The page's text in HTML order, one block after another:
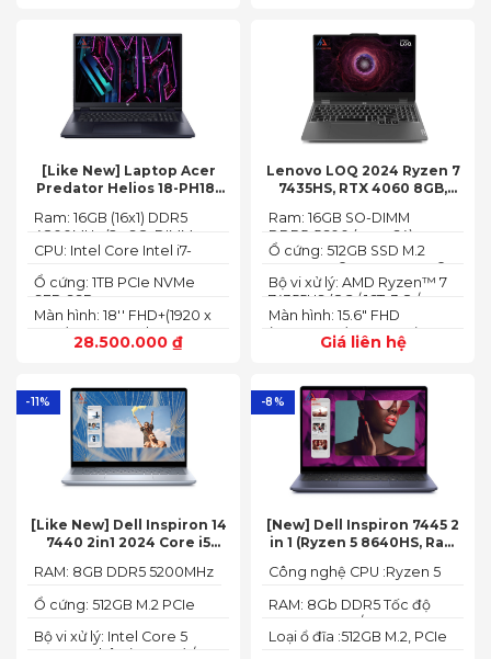
[Like New] Laptop Acer
Predator Helios 18-PH18-
13700HX, RTX 4060 8GB,
16GB, SSD 1TB, 18″ FHD+
165HZ)
28.500.000 ₫
Màn hình: 18'' FHD+(1920 x
1200) 165 Hz In-plane
Switching (IPS)
Ổ cứng: 1TB PCIe NVMe
SED SSD
CPU: Intel Core Intel i7-
GHz 30MB
Ram: 16GB (16x1) DDR5
4800MHz (2x SO-DIMM
socket, up to 32GB
SDRAM)
Lenovo LOQ 2024 Ryzen 7
7435HS, RTX 4060 8GB,
144Hz, 100% sRGB
Giá liên hệ
Màn hình: 15.6" FHD
(1920x1080) IPS 300nits
Anti-glare, 100% sRGB,
Bộ vi xử lý: AMD Ryzen™ 7
74355HS (8C / 16T, 3.8 /
5.1GHz, 8MB L2 / 16MB L3)
Ổ cứng: 512GB SSD M.2
2242 PCIe® 4.0x4 NVMe®
(2 slots nvme)
Ram: 16GB SO-DIMM
DDR5-5600 (max 64)
-11%
[Like New] Dell Inspiron 14
7440 2in1 2024 Core i5
FHD+
Bộ vi xử lý: Intel Core 5
120U, 10 nhân (2P + 8E) / 12
Ổ cứng: 512GB M.2 PCIe
RAM: 8GB DDR5 5200MHz
-8%
[New] Dell Inspiron 7445 2
in 1 (Ryzen 5 8640HS, Ram
Radeon,14 FHD+ Touch)
Loại ổ đĩa :512GB M.2, PCIe
RAM: 8Gb DDR5 Tốc độ
BUS :5200MT/s
Công nghệ CPU :Ryzen 5